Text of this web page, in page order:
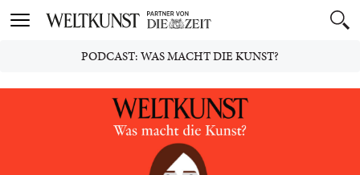
Toggle
PODCAST: WAS MACHT DIE KUNST?